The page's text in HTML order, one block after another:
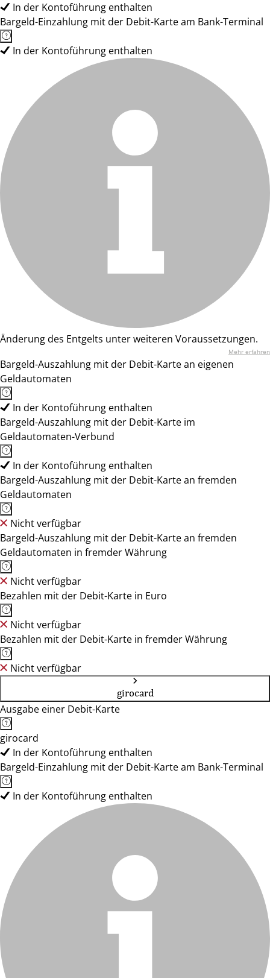
In der Kontoführung enthalten
Bargeld-Einzahlung mit der Debit-Karte am Bank-Terminal
In der Kontoführung enthalten
Änderung des Entgelts unter weiteren Voraussetzungen.
Mehr erfahren
Bargeld-Auszahlung mit der Debit-Karte an eigenen
Geldautomaten
In der Kontoführung enthalten
Bargeld-Auszahlung mit der Debit-Karte im
Geldautomaten-Verbund
In der Kontoführung enthalten
Bargeld-Auszahlung mit der Debit-Karte an fremden
Geldautomaten
Nicht verfügbar
Bargeld-Auszahlung mit der Debit-Karte an fremden
Geldautomaten in fremder Währung
Nicht verfügbar
Bezahlen mit der Debit-Karte in Euro
Nicht verfügbar
Bezahlen mit der Debit-Karte in fremder Währung
Nicht verfügbar
girocard
Ausgabe einer Debit-Karte
girocard
In der Kontoführung enthalten
Bargeld-Einzahlung mit der Debit-Karte am Bank-Terminal
In der Kontoführung enthalten